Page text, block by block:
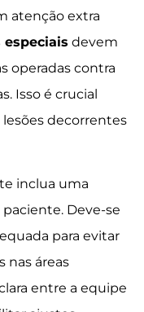
atenção extra
especiais devem
operadas contra
Isso é crucial
decorrentes
inclua uma
Deve-se
para evitar
nas áreas
entre a equipe